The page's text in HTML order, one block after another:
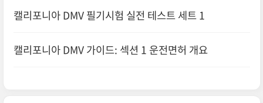
캘리포니아 DMV 필기시험 실전 테스트 세트 1
캘리포니아 DMV 가이드: 섹션 1 운전면허 개요